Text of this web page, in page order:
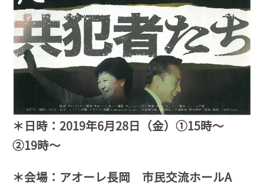
＊日時：2019年6月28日（金）①15時～
②19時～
＊会場：アオーレ長岡 市民交流ホールA